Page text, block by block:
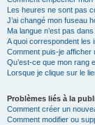
Les heures ne sont pas
J’ai changé mon fuseau
Ma langue n’est pas
A quoi correspondent les
Comment puis-je afficher
Qu’est-ce que mon rang
Lorsque je clique sur le
Problèmes liés à la
Comment créer un
Comment modifier ou